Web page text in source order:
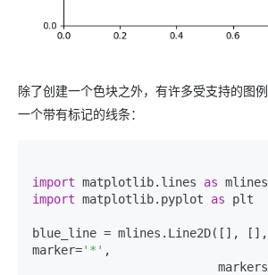
除了创建一个色块之外，有许多受支持的图
一个带有标记的线条：
import matplotlib.lines as
import matplotlib.pyplot as plt
blue_line = mlines.Line2D([],
marker='*' ,